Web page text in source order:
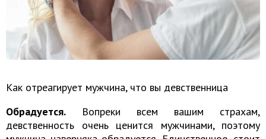
Как отреагирует мужчина, что вы девственница
Обрадуется. Вопреки всем вашим страхам,
девственность очень ценится мужчинами, поэтому